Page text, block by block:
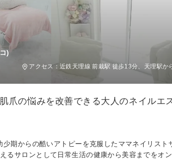
)
アクセス：近鉄天理線 前栽駅 徒歩13分、天理駅
爪の悩みを改善できる大人のネイルエ
期からの酷いアトピーを克服したママネイリス
るサロンとして日常生活の健康から美容までをオ